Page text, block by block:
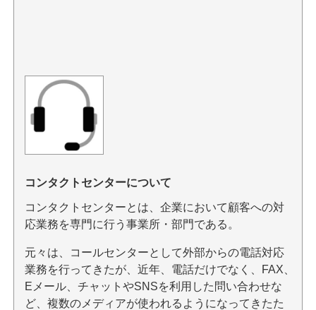
コンタクトセンターについて
コンタクトセンターとは、企業において顧客への対
応業務を専門に行う事業所・部門である。
元々は、コールセンターとして外部からの電話対応
業務を行ってきたが、近年、電話だけでなく、FAX、
Eメール、チャットやSNSを利用した問い合わせな
ど、複数のメディアが使われるようになってきたた